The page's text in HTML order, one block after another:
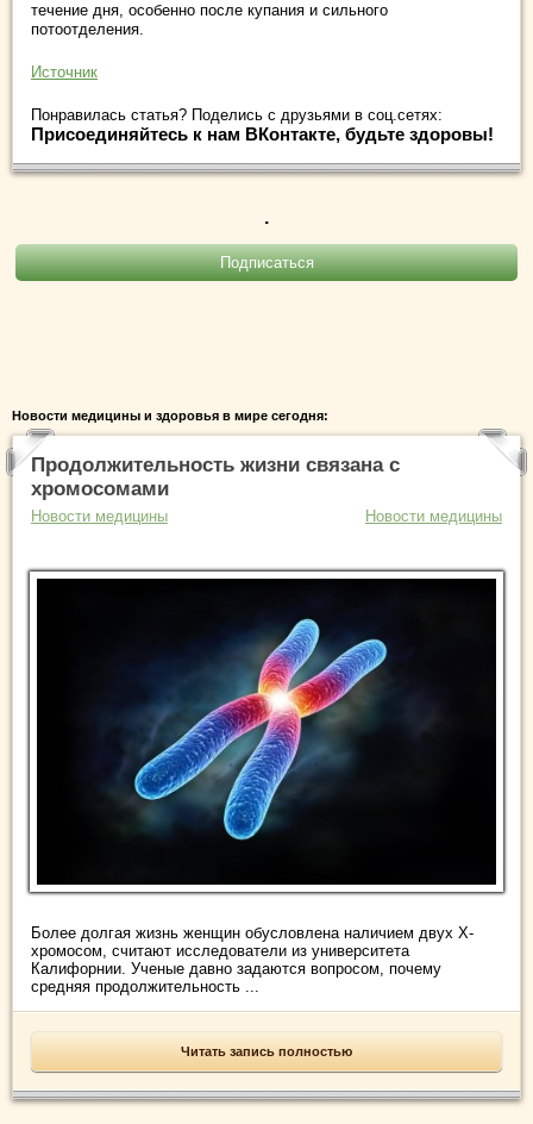
течение дня, особенно после купания и сильного
потоотделения.
Источник
Понравилась статья? Поделись с друзьями в соц.сетях:
Присоединяйтесь к нам ВКонтакте, будьте здоровы!
.
Новости медицины и здоровья в мире сегодня:
Продолжительность жизни связана с
хромосомами
Новости медицины Новости медицины
Более долгая жизнь женщин обусловлена наличием двух Х-
хромосом, считают исследователи из университета
Калифорнии. Ученые давно задаются вопросом, почему
средняя продолжительность ...
Читать запись полностью